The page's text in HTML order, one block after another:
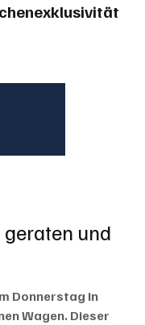
und
Donnerstag in
Wagen. Dieser